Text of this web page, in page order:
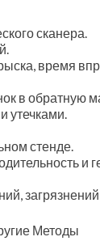
сканера.
время
в обратную
утечками.
стенде.
и
загрязнений
Методы